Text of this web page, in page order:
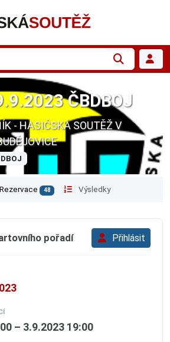
ČBDBOJ
- HASIČSKÁ SOUTĚŽ V
Rezervace 48 Výsledky
pořadí Přihlásit
– 3.9.2023 19:00